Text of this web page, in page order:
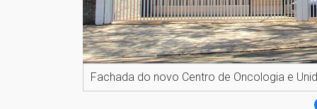
Fachada do novo Centro de Oncologia e